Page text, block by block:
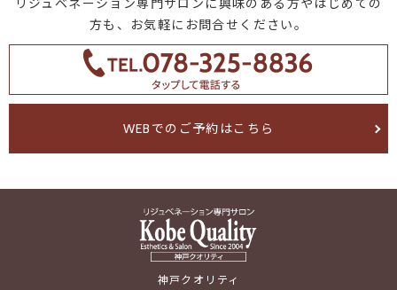
リジュベネーション専門サロンに興味のある方やはじめての
方も、お気軽にお問合せください。
WEBでのご予約はこちら
神戸クオリティ